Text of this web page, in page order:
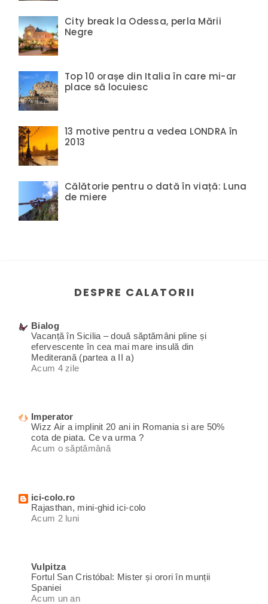
City break la Odessa, perla Mării
Negre
Top 10 orașe din Italia în care mi-ar
place să locuiesc
13 motive pentru a vedea LONDRA în
2013
Călătorie pentru o dată în viață: Luna
de miere
DESPRE CALATORII
Bialog
Vacanță în Sicilia – două săptămâni pline și
efervescente în cea mai mare insulă din
Mediterană (partea a II a)
Acum 4 zile
Imperator
Wizz Air a implinit 20 ani in Romania si are 50%
cota de piata. Ce va urma ?
Acum o săptămână
ici-colo.ro
Rajasthan, mini-ghid ici-colo
Acum 2 luni
Vulpitza
Fortul San Cristóbal: Mister și orori în munții
Spaniei
Acum un an